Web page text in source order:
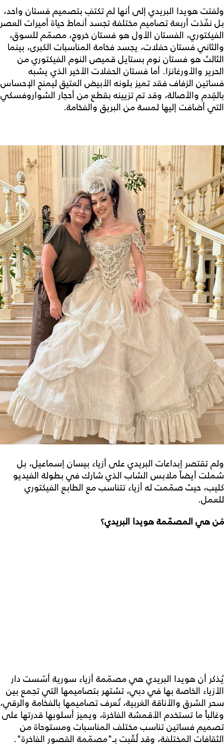
ولفتت هويدا البريدي إلى أنها لم تكتفِ بتصميم فستان واحد،
بل نفّذت أربعة تصاميم مختلفة تجسد أنماط حياة أميرات العصر
الفيكتوري، الفستان الأول هو فستان خروج، مصمّم للسوق،
والثاني فستان حفلات، يجسد فخامة المناسبات الكبرى، بينما
الثالث هو فستان نوم بستايل قميص النوم الفيكتوري من
الحرير والأورغانزا. أما فستان الحفلات الأخير الذي يشبه
فساتين الزفاف فقد تميز بلونه الأبيض العتيق ليمنح الإحساس
بالقِدم والأصالة، وقد تم تزيينه بقطع من أحجار الشواروفسكي
التي أضافت إليها لمسة من البريق والفخامة.
ولم تقتصر إبداعات البريدي على أزياء بيسان إسماعيل، بل
شملت أيضاً ملابس الشاب الذي شارك في بطولة الفيديو
كليب، حيث صمّمت له أزياء تتناسب مع الطابع الفيكتوري
للعمل.
مَن هي المصمّمة هويدا البريدي؟
يُذكر أن هويدا البريدي هي مصمّمة أزياء سورية أسّست دار
الأزياء الخاصة بها في دبي، تشتهر بتصاميمها التي تجمع بين
سحر الشرق والأناقة الغربية، تُعرف تصاميمها بالفخامة والرقي،
وغالباً ما تستخدم الأقمشة الفاخرة، ويميز أسلوبها قدرتها على
تصميم فساتين تناسب مختلف المناسبات ومستوحاة من
الثقافات المختلفة، وقد لُقّبت بـ"مصمّمة القصور الفاخرة".